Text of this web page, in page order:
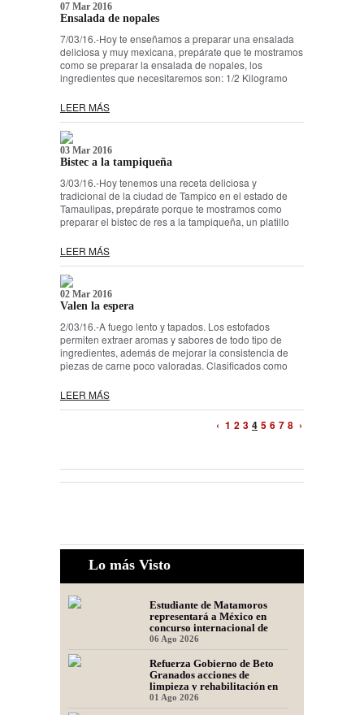
07 Mar 2016
Ensalada de nopales
7/03/16.-Hoy te enseñamos a preparar una ensalada
deliciosa y muy mexicana, prepárate que te mostramos
como se preparar la ensalada de nopales, los
ingredientes que necesitaremos son: 1/2 Kilogramo
LEER MÁS
03 Mar 2016
Bistec a la tampiqueña
3/03/16.-Hoy tenemos una receta deliciosa y
tradicional de la ciudad de Tampico en el estado de
Tamaulipas, prepárate porque te mostramos como
preparar el bistec de res a la tampiqueña, un platillo
LEER MÁS
02 Mar 2016
Valen la espera
2/03/16.-A fuego lento y tapados. Los estofados
permiten extraer aromas y sabores de todo tipo de
ingredientes, además de mejorar la consistencia de
piezas de carne poco valoradas. Clasificados como
LEER MÁS
‹ 1 2 3 4 5 6 7 8 ›
Lo más Visto
Estudiante de Matamoros
representará a México en
concurso internacional de
oratoria en Perú
06 Ago 2026
Refuerza Gobierno de Beto
Granados acciones de
limpieza y rehabilitación en
Los Presidentes
01 Ago 2026